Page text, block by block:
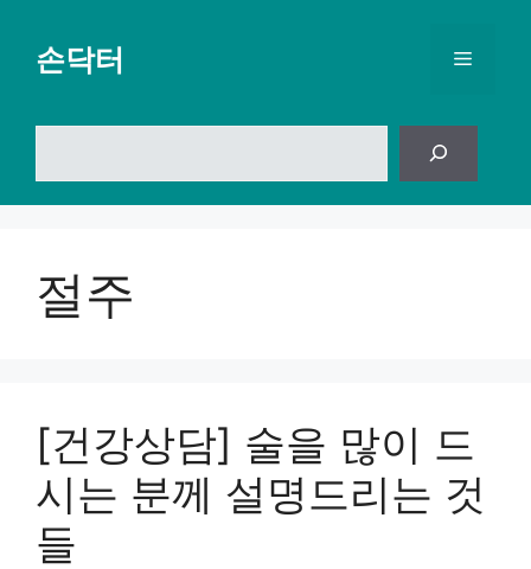
손닥터 메
뉴
절주
[건강상담] 술을 많이 드
시는 분께 설명드리는 것
들